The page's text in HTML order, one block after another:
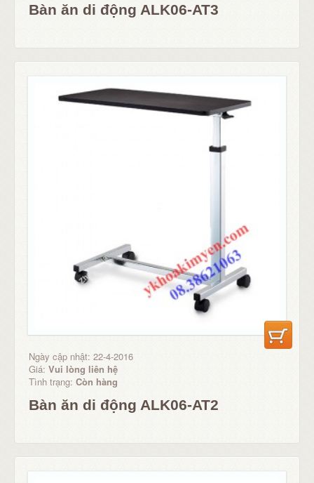
Bàn ăn di động ALK06-AT3
Ngày cập nhật: 22-4-2016
Giá: Vui lòng liên hệ
Tình trạng: Còn hàng
Bàn ăn di động ALK06-AT2